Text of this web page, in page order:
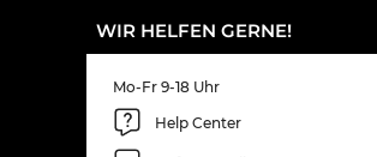
WIR HELFEN GERNE!
Mo-Fr 9-18 Uhr
Help Center